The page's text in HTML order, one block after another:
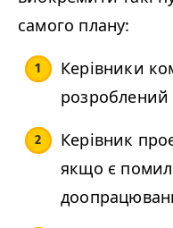
самого плану:
Керівники
Керівник
якщо є